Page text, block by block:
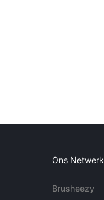
Ons Netwerk
Brusheezy